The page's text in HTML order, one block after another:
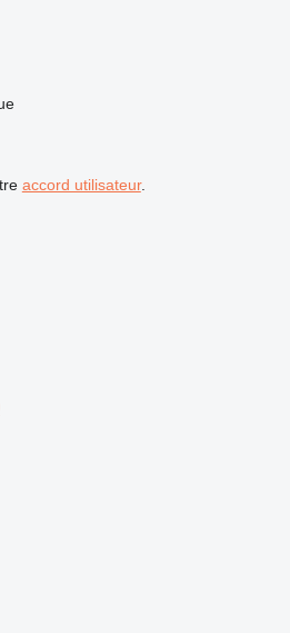
accord utilisateur.